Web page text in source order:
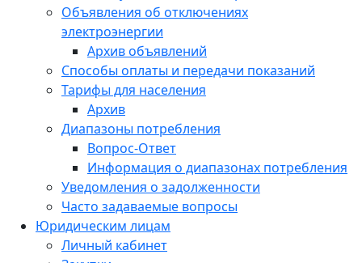
Объявления об отключениях
электроэнергии
Архив объявлений
Способы оплаты и передачи показаний
Тарифы для населения
Архив
Диапазоны потребления
Вопрос-Ответ
Информация о диапазонах потребления
Уведомления о задолженности
Часто задаваемые вопросы
Юридическим лицам
Личный кабинет